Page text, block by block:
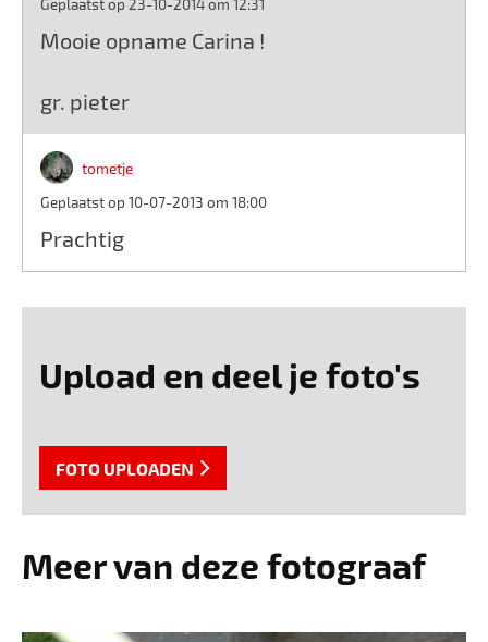
Geplaatst op 23-10-2014 om 12:31
Mooie opname Carina !
gr. pieter
tometje
Geplaatst op 10-07-2013 om 18:00
Prachtig
Upload en deel je foto's
FOTO UPLOADEN
Meer van deze fotograaf